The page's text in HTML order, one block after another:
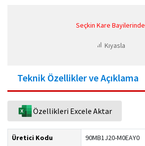
Seçkin Kare Bayilerinde
Kıyasla
Teknik Özellikler ve Açıklama
Özellikleri Excele Aktar
Üretici Kodu
90MB1J20-M0EAY0